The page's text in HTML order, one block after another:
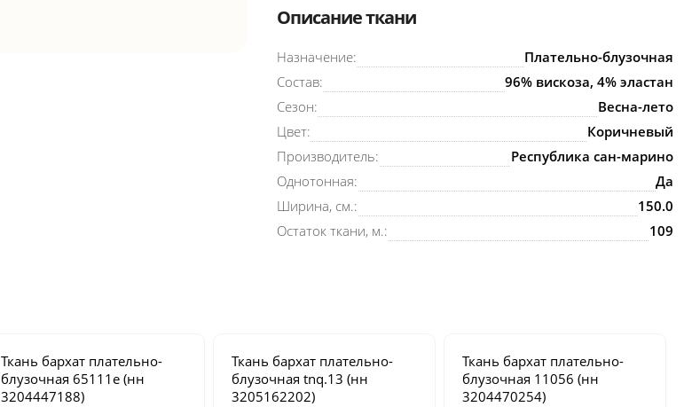
Описание ткани
Назначение:
Плательно-блузочная
Состав:
96% вискоза, 4% эластан
Сезон:
Весна-лето
Цвет:
Коричневый
Производитель:
Республика сан-марино
Однотонная:
Да
Ширина, см.:
150.0
Остаток ткани, м.:
109
Ткань бархат плательно-
блузочная65111e (нн
3204447188)
Ткань бархат плательно-
блузочнаяtnq.13 (нн
3205162202)
Ткань бархат плательно-
блузочная 11056 (нн
3204470254)